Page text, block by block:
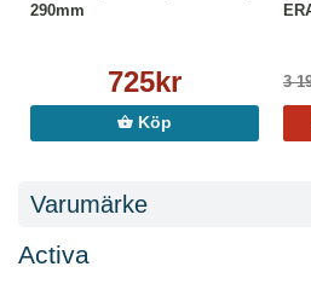
290mm
725kr
Köp
3
Varumärke
Activa